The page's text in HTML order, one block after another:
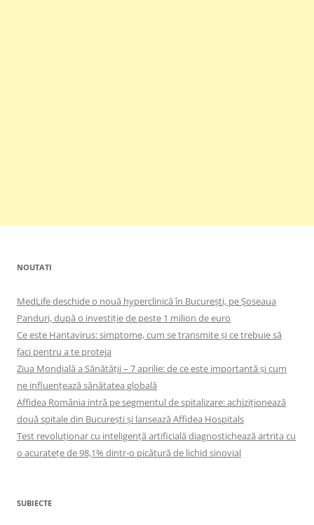
NOUTATI
MedLife deschide o nouă hyperclinică în București, pe Șoseaua
Panduri, după o investiție de peste 1 milion de euro
Ce este Hantavirus: simptome, cum se transmite și ce trebuie să
faci pentru a te proteja
Ziua Mondială a Sănătății – 7 aprilie: de ce este importantă și cum
ne influențează sănătatea globală
Affidea România intră pe segmentul de spitalizare: achiziționează
două spitale din București și lansează Affidea Hospitals
Test revoluționar cu inteligență artificială diagnostichează artrita cu
o acuratețe de 98,1% dintr-o picătură de lichid sinovial
SUBIECTE